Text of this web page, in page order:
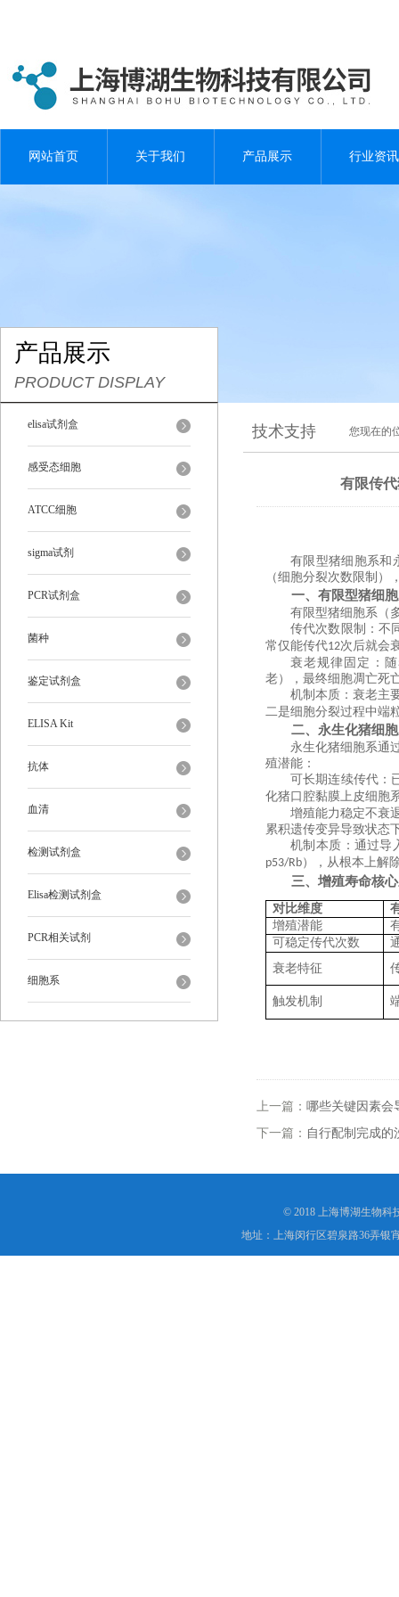
网站首页 关于我们 产品展示 行业资讯
产品展示
PRODUCT DISPLAY
elisa试剂盒
感受态细胞
ATCC细胞
sigma试剂
PCR试剂盒
菌种
鉴定试剂盒
ELISA Kit
抗体
血清
检测试剂盒
Elisa检测试剂盒
PCR相关试剂
细胞系
技术支持 您现在的
有限传
有限型猪细胞系和
（细胞分裂次数限制）
一、有限型猪细
有限型猪细胞系（
传代次数限制 ：不
常仅能传代12次后就会
衰老规律固定 ：
老），最终细胞凋亡死
机制本质 ：衰老主
二是细胞分裂过程中端
二、永生化猪细
永生化猪细胞系通
殖潜能：
可长期连续传代 ：
化猪口腔黏膜上皮细胞
增殖能力稳定不衰
累积遗传变异导致状态
机制本质 ：通过导
p53/Rb），从根本上解
三、增殖寿命核
对比维度
增殖潜能
可稳定传代次数
衰老特征
触发机制
上一篇： 哪些关键因素会
下一篇： 自行配制完成的
© 2018 上海博湖生物科
地址：上海闵行区碧泉路36弄银